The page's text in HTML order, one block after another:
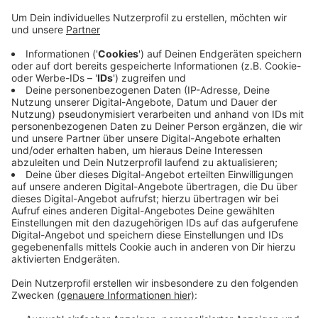
Betroffenen ihre Tonnen am Abfuhrtag zu einer
Sammelstelle bringen. Das hatte in
Niederwenigern schon zu Klagen beim
Verwaltungsgericht geführt. Im Fall eines einzigen
Grundstücks erklärte das Gericht die Verfügung
der Stadt für rechtmäßig. In weiteren betroffenen
Straßen in Elfringhausen, Bredenscheid, Winz-Baak
und Niederwenigern sucht die Stadt jetzt im
Vorfeld das Gespräch mit den Bürgerinnen und
Bürgern.
Veröffentlicht:Donnerstag, 07.11.2024 14:12
Anzeige